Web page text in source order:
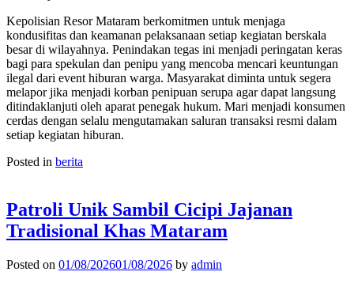
Kepolisian Resor Mataram berkomitmen untuk menjaga
kondusifitas dan keamanan pelaksanaan setiap kegiatan berskala
besar di wilayahnya. Penindakan tegas ini menjadi peringatan keras
bagi para spekulan dan penipu yang mencoba mencari keuntungan
ilegal dari event hiburan warga. Masyarakat diminta untuk segera
melapor jika menjadi korban penipuan serupa agar dapat langsung
ditindaklanjuti oleh aparat penegak hukum. Mari menjadi konsumen
cerdas dengan selalu mengutamakan saluran transaksi resmi dalam
setiap kegiatan hiburan.
Posted in berita
Patroli Unik Sambil Cicipi Jajanan
Tradisional Khas Mataram
Posted on 01/08/202601/08/2026 by admin